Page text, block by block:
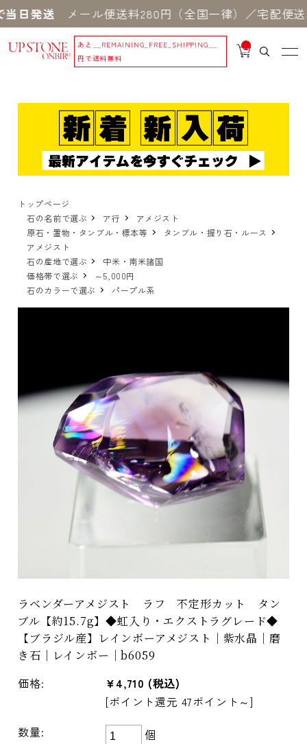
日発送メール便送料280円（全国一律）／宅配便
あと
__REMAINING_FREE_SHIPPING__
円で送料無料
__
IT
_
トップページ
石の名前で選ぶ
ア行
アメジスト
原石・置物・タンブル・標本等
タンブル・握り石・ルース
アメジスト
石の産地で選ぶ
中米・南米諸国
価格帯で選ぶ
～5,000円
石のカラーで選ぶ
パープル系
ラベンダーアメジスト ラフ 不定形カット タン
ブル【約15.7g】◆虹入り・エクストラグレード◆
【ブラジル産】レインボーアメジスト｜紫水晶｜磨
き石｜レインボー｜b6059
価格: ¥4,710 (税込)
[ポイント還元 47ポイント～]
数量:
個